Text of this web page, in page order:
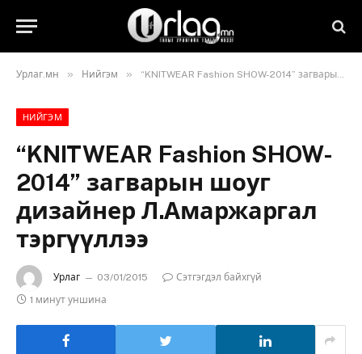
Урлаг.мн » Нийгэм » “KNITWEAR Fashion SHOW-2014” загварын шоуг дизайнер Л.Амаржаргал тэргүүллээ
НИЙГЭМ
“KNITWEAR Fashion SHOW-
2014” загварын шоуг
дизайнер Л.Амаржаргал
тэргүүллээ
Урлаг 03/01/2015
Сэтгэгдэл байхгүй
1 минут уншина